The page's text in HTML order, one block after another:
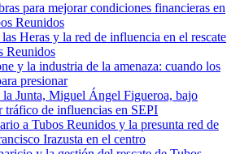
para mejorar condiciones financieras en
Reunidos
Heras y la red de influencia en el rescate
Reunidos
y la industria de la amenaza: cuando los
presionar
Junta, Miguel Ángel Figueroa, bajo
tráfico de influencias en SEPI
a Tubos Reunidos y la presunta red de
Irazusta en el centro